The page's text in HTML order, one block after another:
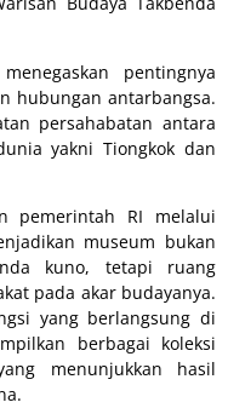
pentingnya
hubungan antarbangsa.
persahabatan antara
yakni Tiongkok dan
pemerintah RI melalui
museum bukan
kuno, tetapi ruang
pada akar budayanya.
yang berlangsung di
berbagai koleksi
menunjukkan hasil